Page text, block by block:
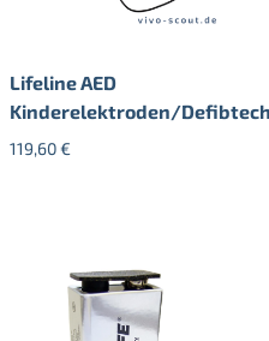
Lifeline AED
Kinderelektroden/
119,60€